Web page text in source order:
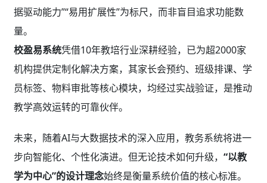
据驱动能力”“易用扩展性”为标尺，而非盲目追求功能数
量。
校盈易系统凭借10年教培行业深耕经验，已为超2000家
机构提供定制化解决方案，其家长会预约、班级排课、学
员标签、物料审批等核心模块，均经过实战验证，是推动
教学高效运转的可靠伙伴。
未来，随着AI与大数据技术的深入应用，教务系统将进一
步向智能化、个性化演进。但无论技术如何升级， “以教
学为中心”的设计理念始终是衡量系统价值的核心标准。